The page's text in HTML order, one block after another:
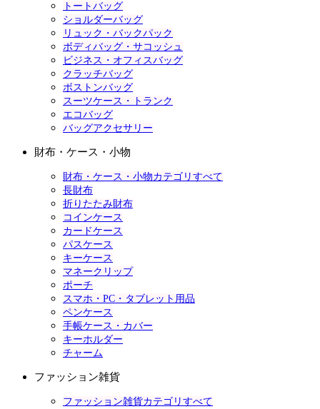
トートバッグ
ショルダーバッグ
リュック・バックパック
ボディバッグ・サコッシュ
ビジネス・オフィスバッグ
クラッチバッグ
ボストンバッグ
スーツケース・トランク
エコバッグ
バッグアクセサリー
財布・ケース・小物
財布・ケース・小物カテゴリすべて
長財布
折りたたみ財布
コインケース
カードケース
パスケース
キーケース
マネークリップ
ポーチ
スマホ・PC・タブレット用品
ペンケース
手帳ケース・カバー
キーホルダー
チャーム
ファッション雑貨
ファッション雑貨カテゴリすべて